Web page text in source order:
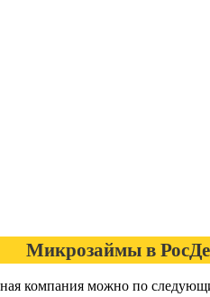
Микрозаймы в
компания можно по